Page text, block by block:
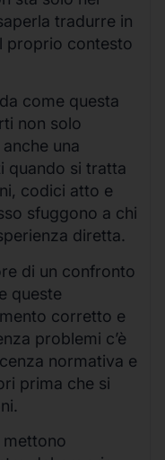
tradurre in
proprio contesto
come questa
non solo
una
quando si tratta
codici atto e
sfuggono a chi
diretta.
di un confronto
queste
corretto e
problemi c’è
normativa e
prima che si
mettono